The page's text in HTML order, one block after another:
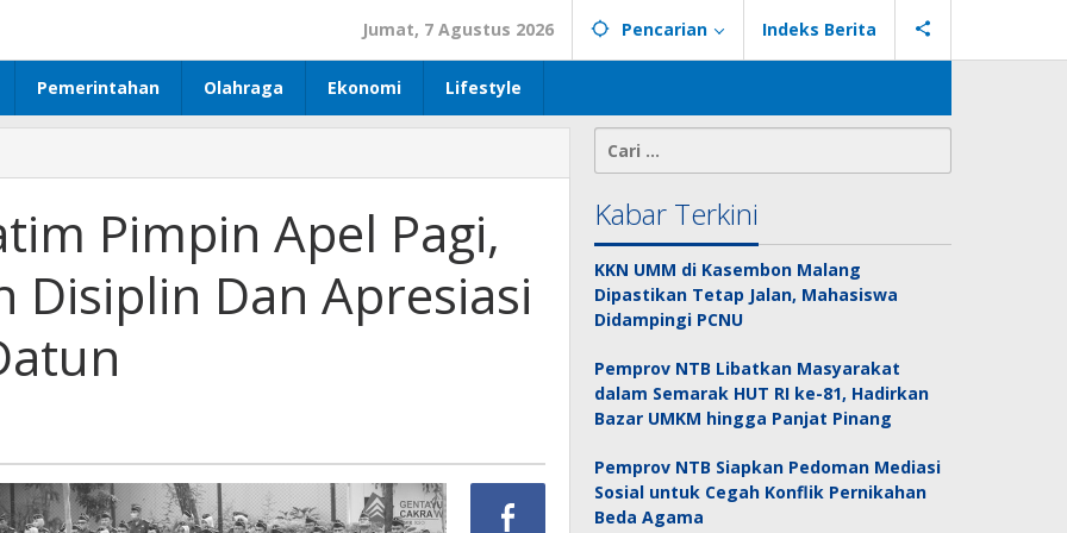
Jumat, 7 Agustus 2026 Pencarian Indeks Berita
Pemerintahan Olahraga Ekonomi Lifestyle
Pimpin Apel Pagi,
Disiplin Dan Apresiasi
Cari
untuk:
Kabar Terkini
KKN UMM di Kasembon Malang
Dipastikan Tetap Jalan, Mahasiswa
Didampingi PCNU
Pemprov NTB Libatkan Masyarakat
dalam Semarak HUT RI ke-81, Hadirkan
Bazar UMKM hingga Panjat Pinang
Pemprov NTB Siapkan Pedoman Mediasi
Sosial untuk Cegah Konflik Pernikahan
Beda Agama